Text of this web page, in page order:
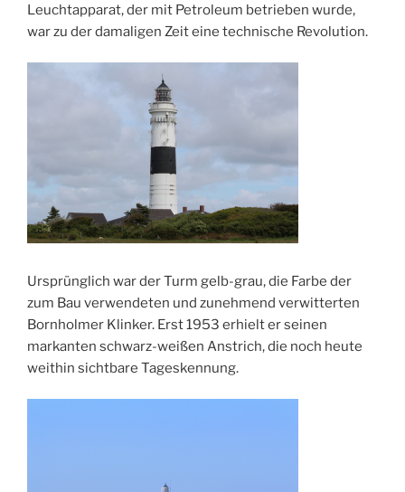
Leuchtapparat, der mit Petroleum betrieben wurde,
war zu der damaligen Zeit eine technische Revolution.
Ursprünglich war der Turm gelb-grau, die Farbe der
zum Bau verwendeten und zunehmend verwitterten
Bornholmer Klinker. Erst 1953 erhielt er seinen
markanten schwarz-weißen Anstrich, die noch heute
weithin sichtbare Tageskennung.